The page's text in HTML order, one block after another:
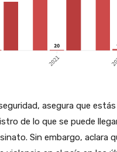
asegura que
de lo que se puede
Sin embargo, aclara